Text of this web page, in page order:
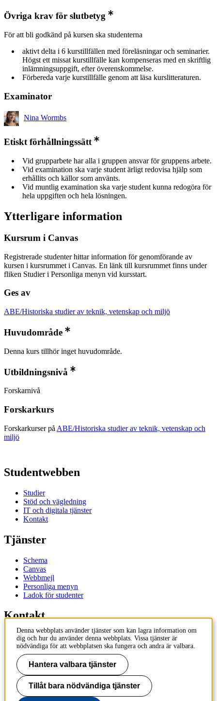
Övriga krav för slutbetyg
För att bli godkänd på kursen ska studenterna
aktivt delta i 6 kurstillfällen med föreläsningar och seminarier.
Högst ett missat kurstillfälle kan kompenseras med en skriftlig
inlämningsuppgift, efter överenskommelse.
Förbereda varje kurstillfälle genom att läsa kurslitteraturen.
Examinator
Nina Wormbs
Etiskt förhållningssätt
Vid grupparbete har alla i gruppen ansvar för gruppens arbete.
Vid examination ska varje student ärligt redovisa hjälp som
erhållits och källor som använts.
Vid muntlig examination ska varje student kunna redogöra för
hela uppgiften och hela lösningen.
Ytterligare information
Kursrum i Canvas
Registrerade studenter hittar information för genomförande av
kursen i kursrummet i Canvas. En länk till kursrummet finns under
fliken Studier i Personliga menyn vid kursstart.
Ges av
ABE/Historiska studier av teknik, vetenskap och miljö
Huvudområde
Denna kurs tillhör inget huvudområde.
Utbildningsnivå
Forskarnivå
Forskarkurs
Forskarkurser på ABE/Historiska studier av teknik, vetenskap och
miljö
Studentwebben
Studier
Stöd och vägledning
IT och digitala tjänster
Kontakt
Tjänster
Schema
Canvas
Webbmejl
Personliga menyn
Ladok för studenter
Kontakt
Kontakta utbildningsprogram
Kontakta kurs
IT-support
KTH Entré
KTH
100 44 Stockholm
Denna webbplats använder tjänster som kan lagra information om
dig och hur du använder denna webbplats. Vissa tjänster är
nödvändiga för att webbplatsen ska fungera och andra är valbara.
Hantera valbara tjänster
Tillåt bara nödvändiga tjänster